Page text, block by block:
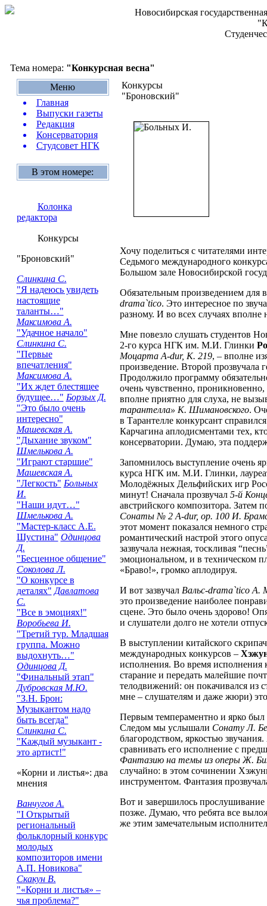
Новосибирская
Тема номера: "Конкурсная весна"
Меню
Главная
Выпуски газеты
Редакция
Консерватория
Студсовет НГК
В этом номере:
Колонка
редактора
Конкурсы
"Броновский"
Слинкина С.
"Я надеюсь увидеть
настоящие
таланты…"
Максимова А.
"Удачное начало"
Слинкина С.
"Первые
впечатления"
Максимова А.
"Их ждет блестящее
будущее…" Борзых Д.
"Это было очень
интересно"
Машевская А.
"Дыхание звуком"
Шмелькова А.
"Играют старшие"
Машевская А.
"Легкость" Больных
И.
"Наши идут…"
Шмелькова А.
"Мастер-класс А.Е.
Шустина" Одинцова
Д.
"Бесценное общение"
Соколова Л.
"О конкурсе в
деталях" Давлатова
С.
"Все в эмоциях!"
Воробьева И.
"Третий тур. Младшая
группа. Можно
выдохнуть…"
Одинцова Д.
"Финальный этап"
Дубровская М.Ю.
"З.Н. Брон:
Музыкантом надо
быть всегда"
Слинкина С.
"Каждый музыкант -
это артист!"
«Корни и листья»: два
мнения
Ванчугов А.
"I Открытый
региональный
фольклорный конкурс
молодых
композиторов имени
А.П. Новикова"
Скакун В.
"«Корни и листья» –
чья проблема?"
Конкурсы
"Броновский"
Хочу поделиться с читателями
Седьмого международного
Большом зале Новосибирской
Обязательным произведением для
drama`tico. Это интересное по
разному. И во всех случаях вполне
Мне повезло слушать студентов
2-го курса НГК им. М.И. Глинки
Моцарта A-dur, К. 219, – вполне
произведение. Второй прозвучала
Продолжило программу
очень чувственно,
вполне приятно для слуха, не
тарантелла» К. Шимановского.
в Тарантелле конкурсант
Карчагина аплодисментами тех,
консерватории. Думаю, эта
Запомнилось выступление очень
курса НГК им. М.И. Глинки,
Молодёжных Дельфийских игр
минут! Сначала прозвучал 5-й
австрийского композитора. Затем
Сонаты № 2 A-dur, ор. 100 И.
этот момент показался немного
романтический настрой этого
зазвучала нежная, тоскливая
эмоциональном, и в техническом
«Браво!», громко аплодируя.
И вот зазвучал Вальс-drama`tico А.
это произведение наиболее
сцене. Это было очень здорово!
и слушатели долго не хотели
В выступлении китайского
международных конкурсов –
исполнения. Во время исполнения
старание и передать малейшие
телодвижений: он покачивался из
мне – слушателям и даже жюри)
Первым темпераментно и ярко был
Следом мы услышали Сонату Л.
благородством, яркостью звучания.
сравнивать его исполнение с
Фантазию на темы из оперы Ж.
случайно: в этом сочинении
инструментом. Фантазия
Вот и завершилось
позже. Думаю, что ребята все
же этим замечательным